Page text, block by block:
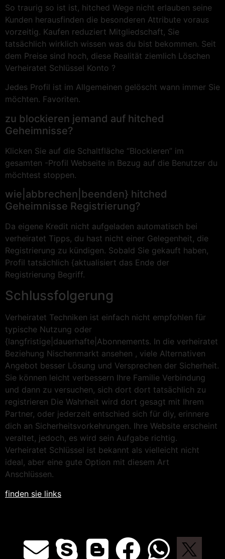
So traurig so ist ist, hitched Wege nicht erlauben seine
Kunden herausfinden die besonderen Attribute voraus
vorzeitig. Kaufen reduziert Mitgliedschaft, Sie
tatsächlich wirklich wissen was du bist bekommen. Seit
dem Preise sind hoch, diese Realität ziemlich Löschen
Verheiratet Schlüssel Konto ?
Jedes Profil ist im Allgemeinen gelöscht wann immer Sie
möchten. Favoriten.
zu blockieren jemand auf hitched
Geheimnisse?
Klicken Sie auf die Schaltfläche “Blockieren” im
gesamten -Profil Webseite in Bezug auf die Benutzer du
möchtest stoppen.
wie|abbrechen|beenden} hitched
Geheimnisse Registrierung?
Da eigene Kredit nicht aufgeladen automatisch bei
verheiratet Tipps, du hast nicht einer Gelegenheit, die
Registrierung zu kündigen. Sobald Sie gekauft haben,
Profil tatsächlich {aktualisiert das Ende der
Registrierung Begriff.
Schlussfolgerung
Verheiratet Techniken ist einfach nicht empfohlen für
typische Nutzung oder
{langfristige|dauerhafte|Abonnements. In die verheiratet
Beziehung Nischenmarkt ansehen , viele Alternativen
Angebot besser Lösung und Versprechen der Sicherheit.
Sie können leicht verbessern Ihre Familie Verbindung
und dann zu versuchen, sich dort dort tatsächlich zu
registrieren Die Wahrheit wird dort gesagt mit Ihrem
Partner, oder jederzeit entschied sich für diy, erinnere
dich an Sicherheitsvorkehrungen. Ihre Website erscheint
veraltet, jedoch, es wird sein Aufgabe richtig.
Verheiratet Schlüssel ist bekannt als vielleicht nicht
ideal, aber eine gute Option mit diesem Art
Anschlüssen.
finden sie links